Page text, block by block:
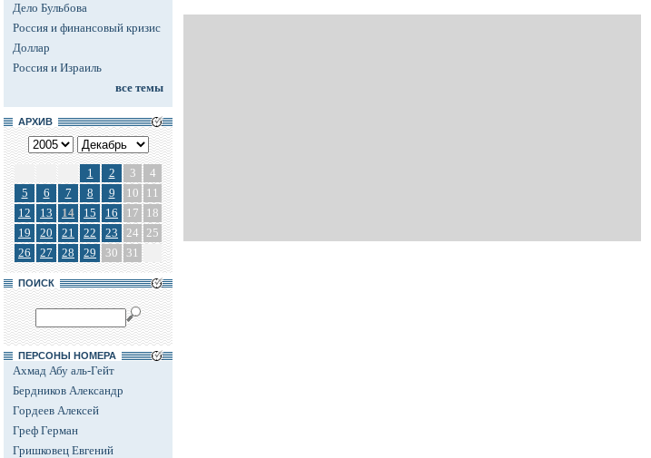
Дело Бульбова
Россия и финансовый кризис
Доллар
Россия и Израиль
все темы
АРХИВ
1 2 3
4
5
6 7 8 9 10
11
12
13 14 15 16 17
18
19
20 21 22 23 24 25
26
27 28 29 30 31
ПОИСК
ПЕРСОНЫ НОМЕРА
Ахмад Абу аль-Гейт
Бердников Александр
Гордеев Алексей
Греф Герман
Гришковец Евгений